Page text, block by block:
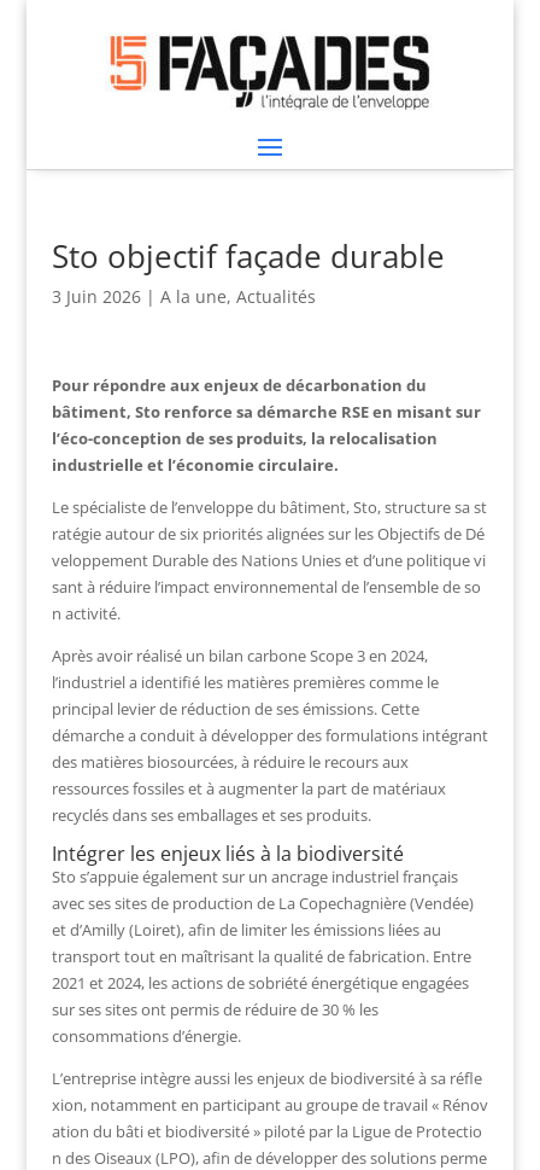
Sto objectif façade durable
3 Juin 2026| A la une, Actualités
Pour répondre aux enjeux de décarbonation du
bâtiment, Sto renforce sa démarche RSE en misant sur
l’éco-conception de ses produits, la relocalisation
industrielle et l’économie circulaire.
Le spécialiste de l’enveloppe du bâtiment, Sto, structure sa st
ratégie autour de six priorités alignées sur les Objectifs de Dé
veloppement Durable des Nations Unies et d’une politique vi
sant à réduire l’impact environnemental de l’ensemble de so
n activité.
Après avoir réalisé un bilan carbone Scope 3 en 2024,
l’industriel a identifié les matières premières comme le
principal levier de réduction de ses émissions. Cette
démarche a conduit à développer des formulations intégrant
des matières biosourcées, à réduire le recours aux
ressources fossiles et à augmenter la part de matériaux
recyclés dans ses emballages et ses produits.
Intégrer les enjeux liés à la biodiversité
Sto s’appuie également sur un ancrage industriel français
avec ses sites de production de La Copechagnière (Vendée)
et d’Amilly (Loiret), afin de limiter les émissions liées au
transport tout en maîtrisant la qualité de fabrication. Entre
2021 et 2024, les actions de sobriété énergétique engagées
sur ses sites ont permis de réduire de 30 % les
consommations d’énergie.
L’entreprise intègre aussi les enjeux de biodiversité à sa réfle
xion, notamment en participant au groupe de travail « Rénov
ation du bâti et biodiversité » piloté par la Ligue de Protectio
n des Oiseaux (LPO), afin de développer des solutions perme